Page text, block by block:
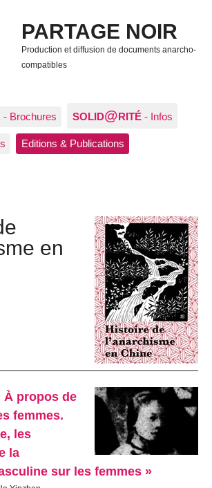
PARTAGE NOIR
Production et diffusion de documents anarcho-
compatibles
- Brochures SOLID@RITÉ - Infos
Editions & Publications
en
À propos de
femmes.
les
la
sur les femmes »